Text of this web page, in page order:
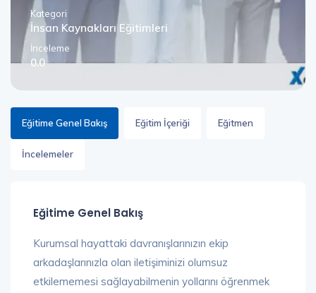
Kategori
İnsan Kaynakları Eğitimleri
İnceleme
0.0
Eğitime Genel Bakış Eğitim İçeriği Eğitmen
İncelemeler
Eğitime Genel Bakış
Kurumsal hayattaki davranışlarınızın ekip
arkadaşlarınızla olan iletişiminizi olumsuz
etkilememesi sağlayabilmenin yollarını öğrenmek